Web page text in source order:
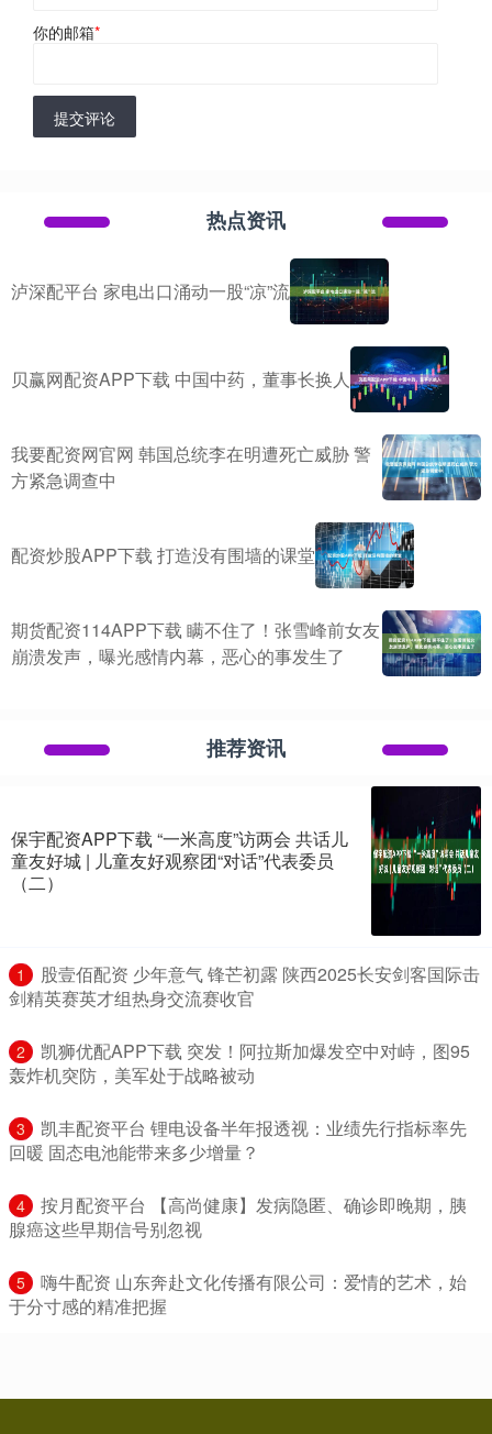
你的邮箱*
提交评论
热点资讯
泸深配平台 家电出口涌动一股“凉”流
贝赢网配资APP下载 中国中药，董事长换人
我要配资网官网 韩国总统李在明遭死亡威胁 警
方紧急调查中
配资炒股APP下载 打造没有围墙的课堂
期货配资114APP下载 瞒不住了！张雪峰前女友
崩溃发声，曝光感情内幕，恶心的事发生了
推荐资讯
保宇配资APP下载 “一米高度”访两会 共话儿
童友好城 | 儿童友好观察团“对话”代表委员
（二）
1
​股壹佰配资 少年意气 锋芒初露 陕西2025长安剑客国际击
剑精英赛英才组热身交流赛收官
2
​凯狮优配APP下载 突发！阿拉斯加爆发空中对峙，图95
轰炸机突防，美军处于战略被动
3
​凯丰配资平台 锂电设备半年报透视：业绩先行指标率先
回暖 固态电池能带来多少增量？
4
​按月配资平台 【高尚健康】发病隐匿、确诊即晚期，胰
腺癌这些早期信号别忽视
5
​嗨牛配资 山东奔赴文化传播有限公司：爱情的艺术，始
于分寸感的精准把握